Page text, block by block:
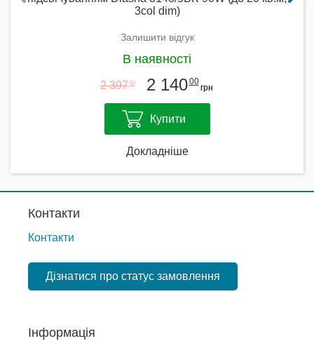
3col dim)
Залишити відгук
В наявності
2 397 00 2 14000
грн
Купити
Докладніше
Контакти
Контакти
Дізнатися про статус замовлення
Інформація